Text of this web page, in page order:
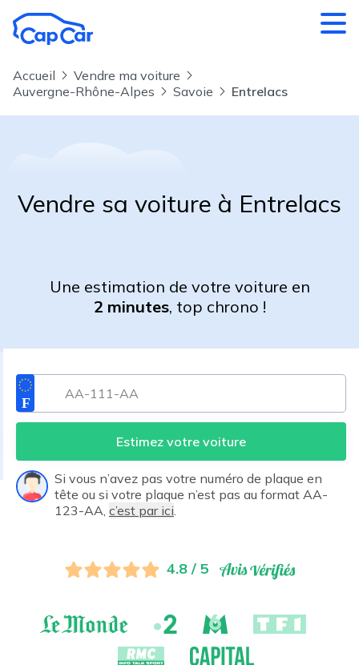
Accueil
Vendre ma voiture
Auvergne-Rhône-Alpes
Savoie Entrelacs
Vendre sa voiture à Entrelacs
Une estimation de votre voiture en
2 minutes, top chrono !
Estimez votre voiture
Si vous n’avez pas votre numéro de plaque en
tête ou si votre plaque n’est pas au format AA-
123-AA, c’est par ici
4.8 / 5